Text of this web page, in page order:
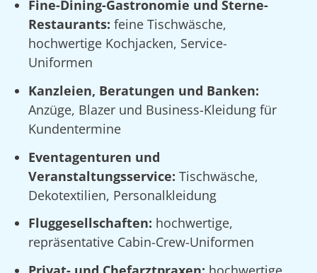
Fine-Dining-Gastronomie und Sterne-
Restaurants: feine Tischwäsche,
hochwertige Kochjacken, Service-
Uniformen
Kanzleien, Beratungen und Banken:
Anzüge, Blazer und Business-Kleidung für
Kundentermine
Eventagenturen und
Veranstaltungsservice: Tischwäsche,
Dekotextilien, Personalkleidung
Fluggesellschaften: hochwertige,
repräsentative Cabin-Crew-Uniformen